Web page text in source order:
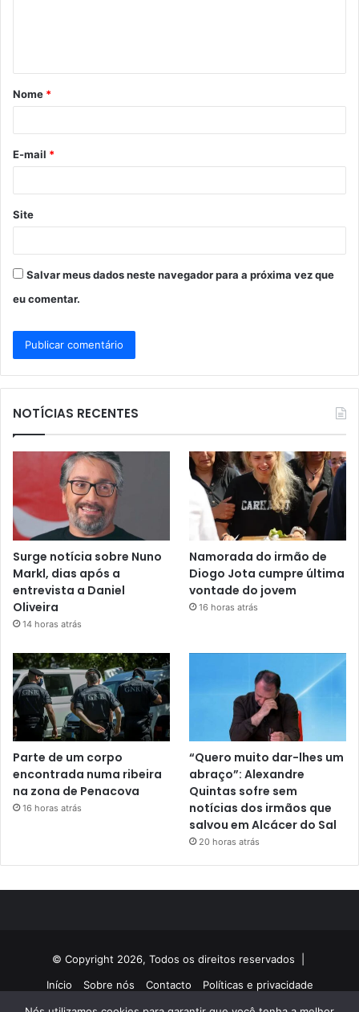
á
r
*
Nome *
E-mail *
Site
Salvar meus dados neste navegador para a próxima vez que
eu comentar.
NOTÍCIAS RECENTES
Surge notícia sobre Nuno
Markl, dias após a
entrevista a Daniel
Oliveira
14 horas atrás
Namorada do irmão de
Diogo Jota cumpre última
vontade do jovem
16 horas atrás
Parte de um corpo
encontrada numa ribeira
na zona de Penacova
16 horas atrás
“Quero muito dar-lhes um
abraço”: Alexandre
Quintas sofre sem
notícias dos irmãos que
salvou em Alcácer do Sal
20 horas atrás
© Copyright 2026, Todos os direitos reservados |
Início
Sobre nós Contacto Políticas e privacidade